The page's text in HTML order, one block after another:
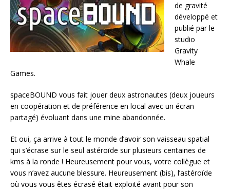
de gravité
développé et
publié par le
studio
Gravity
Whale
Games.
spaceBOUND vous fait jouer deux astronautes (deux joueurs
en coopération et de préférence en local avec un écran
partagé) évoluant dans une mine abandonnée.
Et oui, ça arrive à tout le monde d’avoir son vaisseau spatial
qui s’écrase sur le seul astéroïde sur plusieurs centaines de
kms à la ronde ! Heureusement pour vous, votre collègue et
vous n’avez aucune blessure. Heureusement (bis), l’astéroïde
où vous vous êtes écrasé était exploité avant pour son